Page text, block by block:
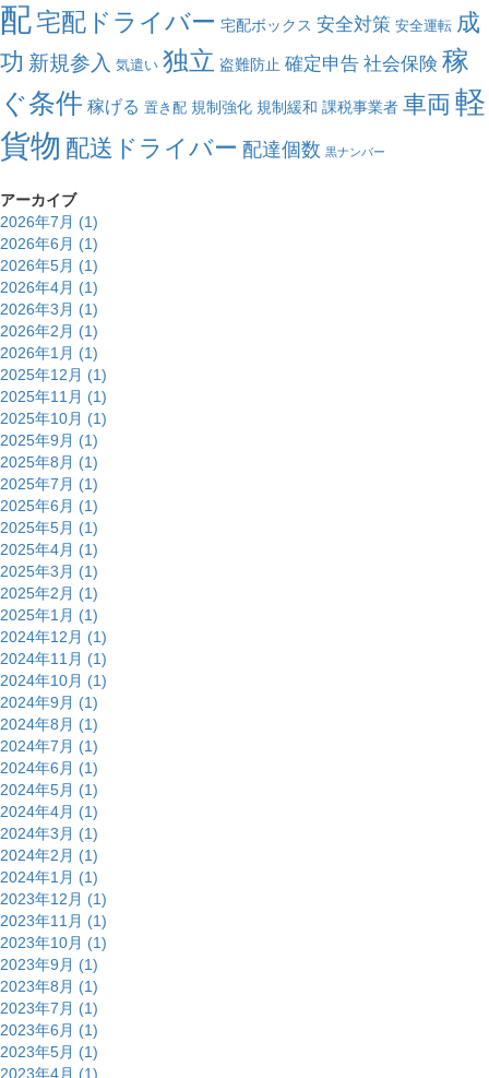
配宅配ドライバー 宅配ボックス 安全対策 安全運転 成
功 新規参入 気遣い 独立 盗難防止 確定申告 社会保険 稼
ぐ条件 稼げる 置き配 規制強化 規制緩和 課税事業者 車両 軽
貨物 配送ドライバー 配達個数 黒ナンバー
アーカイブ
2026年7月 (1)
2026年6月 (1)
2026年5月 (1)
2026年4月 (1)
2026年3月 (1)
2026年2月 (1)
2026年1月 (1)
2025年12月 (1)
2025年11月 (1)
2025年10月 (1)
2025年9月 (1)
2025年8月 (1)
2025年7月 (1)
2025年6月 (1)
2025年5月 (1)
2025年4月 (1)
2025年3月 (1)
2025年2月 (1)
2025年1月 (1)
2024年12月 (1)
2024年11月 (1)
2024年10月 (1)
2024年9月 (1)
2024年8月 (1)
2024年7月 (1)
2024年6月 (1)
2024年5月 (1)
2024年4月 (1)
2024年3月 (1)
2024年2月 (1)
2024年1月 (1)
2023年12月 (1)
2023年11月 (1)
2023年10月 (1)
2023年9月 (1)
2023年8月 (1)
2023年7月 (1)
2023年6月 (1)
2023年5月 (1)
2023年4月 (1)